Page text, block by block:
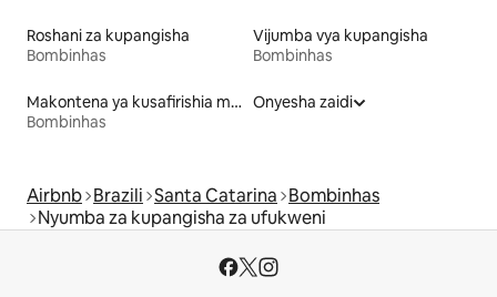
Roshani za kupangisha
Bombinhas
Vijumba vya kupangisha
Bombinhas
Makontena ya kusafirishia mizigo ya kupangisha
Bombinhas
Onyesha zaidi
Airbnb Brazili Santa Catarina Bombinhas
Nyumba za kupangisha za ufukweni